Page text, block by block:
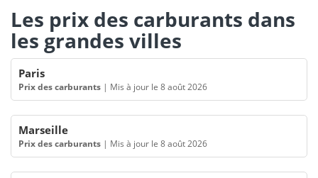
Les prix des carburants dans
les grandes villes
Paris
Prix des carburants | Mis à jour le 8 août 2026
Marseille
Prix des carburants | Mis à jour le 8 août 2026